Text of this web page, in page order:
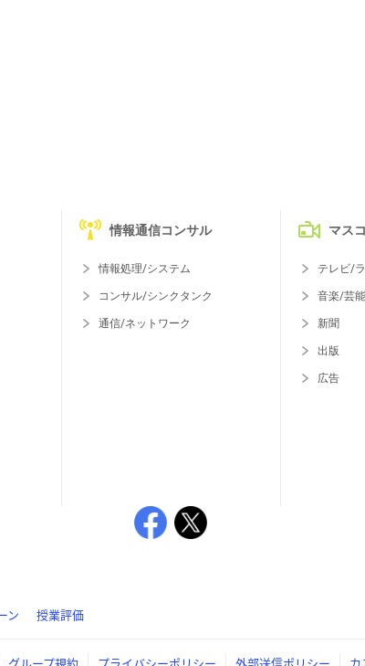
情報通信コンサル
情報処理/システム
コンサル/シンクタンク
通信/ネットワーク
マス
テレビ/
音楽/芸
新聞
出版
広告
ン 授業評価